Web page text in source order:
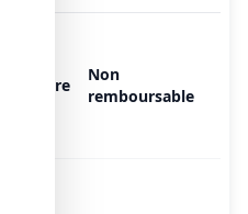
Libre
Non
remboursable